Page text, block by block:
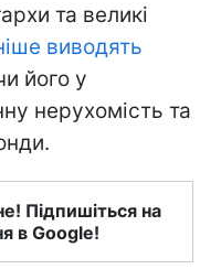
та великі
виводять
його у
нерухомість та
Підпишіться на
в Google!